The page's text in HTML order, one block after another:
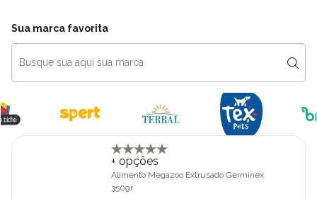
Sua marca favorita
+ opções
Alimento Megazoo Extrusado Germinex
350gr